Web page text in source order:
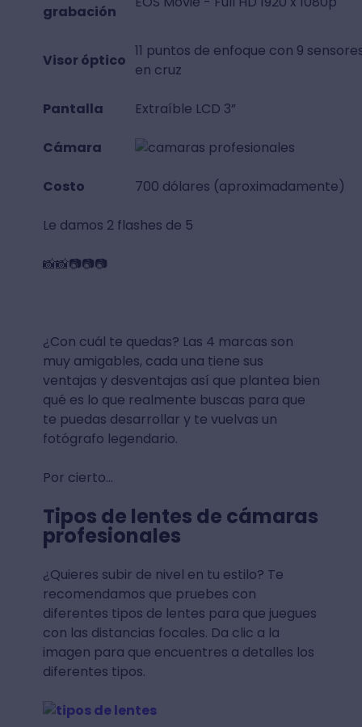
grabación
Visor óptico
11 puntos de enfoque con 9
en cruz
Pantalla Extraíble LCD 3”
Cámara
Costo 700 dólares (aproximadamente)
Le damos 2 flashes de 5
📸📸📷📷📷
¿Con cuál te quedas? Las 4 marcas son
muy amigables, cada una tiene sus
ventajas y desventajas así que plantea bien
qué es lo que realmente buscas para que
te puedas desarrollar y te vuelvas un
fotógrafo legendario.
Por cierto…
Tipos de lentes de cámaras
profesionales
¿Quieres subir de nivel en tu estilo? Te
recomendamos que pruebes con
diferentes tipos de lentes para que juegues
con las distancias focales. Da clic a la
imagen para que encuentres a detalles los
diferentes tipos.